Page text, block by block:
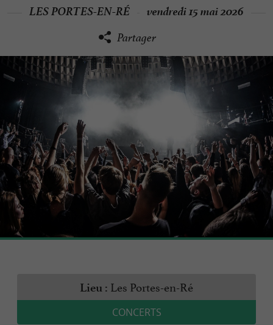
LES PORTES-EN-RÉ vendredi 15 mai 2026
Partager
Lieu : Les Portes-en-Ré
CONCERTS